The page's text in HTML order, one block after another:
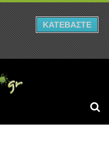
Ρεπορτάζ
ΚΑΤΕΒΑΣΤΕ